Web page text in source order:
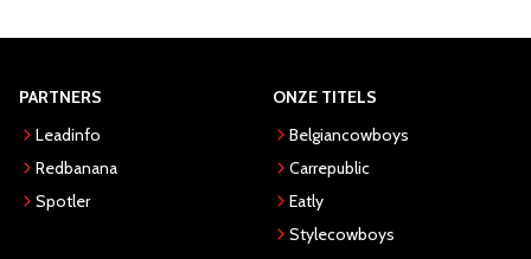
PARTNERS
Leadinfo
Redbanana
Spotler
ONZE TITELS
Belgiancowboys
Carrepublic
Eatly
Stylecowboys